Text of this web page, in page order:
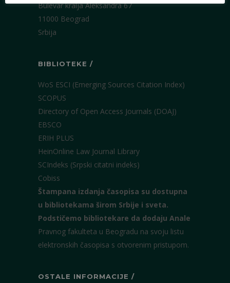
Bulevar kralja Aleksandra 67
11000 Beograd
Srbija
BIBLIOTEKE /
WoS ESCI (Emerging Sources Citation Index)
SCOPUS
Directory of Open Access Journals (DOAJ)
EBSCO
ERIH PLUS
HeinOnline Law Journal Library
SCIndeks (Srpski citatni indeks)
Cobiss
Štampana izdanja časopisa su dostupna
u bibliotekama širom Srbije i sveta.
Podstičemo bibliotekare da dodaju Anale
Pravnog fakulteta u Beogradu na svoju listu
elektronskih časopisa s otvorenim pristupom.
OSTALE INFORMACIJE /